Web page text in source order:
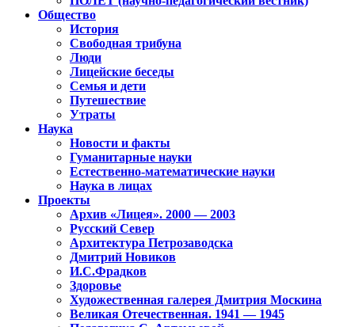
Общество
История
Свободная трибуна
Люди
Лицейские беседы
Семья и дети
Путешествие
Утраты
Наука
Новости и факты
Гуманитарные науки
Естественно-математические науки
Наука в лицах
Проекты
Архив «Лицея». 2000 — 2003
Русский Север
Архитектура Петрозаводска
Дмитрий Новиков
И.С.Фрадков
Здоровье
Художественная галерея Дмитрия Москина
Великая Отечественная. 1941 — 1945